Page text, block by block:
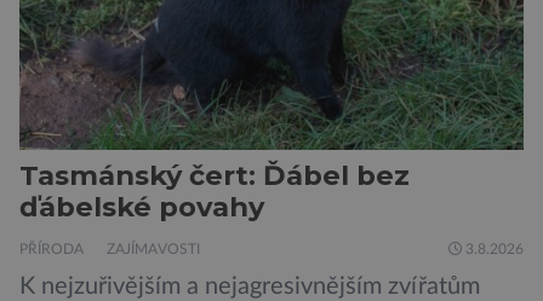
Tasmánský čert: Ďábel bez
ďábelské povahy
PŘÍRODA ZAJÍMAVOSTI 3.8.2026
K nejzuřivějším a nejagresivnějším zvířatům